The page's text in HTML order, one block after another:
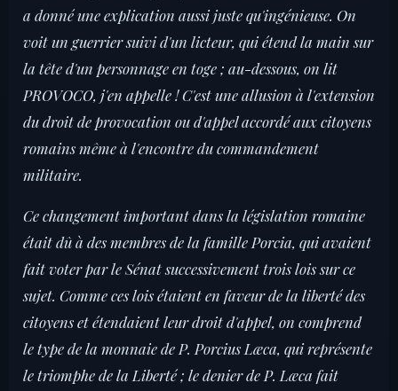
a donné une explication aussi juste qu'ingénieuse. On
voit un guerrier suivi d'un licteur, qui étend la main sur
la tête d'un personnage en toge ; au-dessous, on lit
PROVOCO, j'en appelle ! C'est une allusion à l'extension
du droit de provocation ou d'appel accordé aux citoyens
romains même à l'encontre du commandement
militaire.
Ce changement important dans la législation romaine
était dû à des membres de la famille Porcia, qui avaient
fait voter par le Sénat successivement trois lois sur ce
sujet. Comme ces lois étaient en faveur de la liberté des
citoyens et étendaient leur droit d'appel, on comprend
le type de la monnaie de P. Porcius Læca, qui représente
le triomphe de la Liberté ; le denier de P. Læca fait